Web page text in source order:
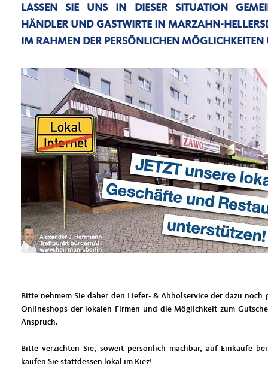
LASSEN SIE UNS IN DIESER SITUATION
HÄNDLER UND GASTWIRTE IN MARZAHN-
IM RAHMEN DER PERSÖNLICHEN MÖGLICHKEITEN
Bitte nehmem Sie daher den Liefer- & Abholservice der dazu
Onlineshops der lokalen Firmen und die Möglichkeit zum
Anspruch.
Bitte verzichten Sie, soweit persönlich machbar, auf Einkäufe
kaufen Sie stattdessen lokal im Kiez!